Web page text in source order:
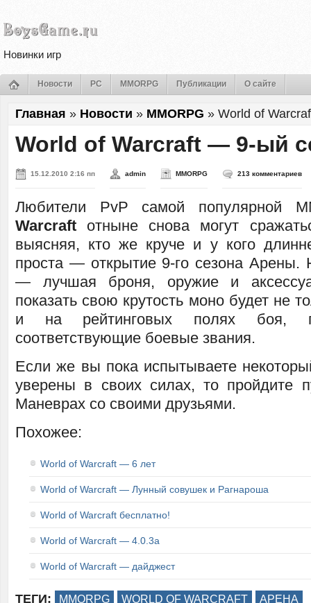
Новинки игр
Новости PC MMORPG Публикации О сайте
Главная » Новости » MMORPG » World of
World of Warcraft — 9-ый
15.12.2010 2:16 пп admin MMORPG 213 комментариев
Любители PvP самой
Warcraft отныне снова могут
выясняя, кто же круче и у кого
проста — открытие 9-го сезона Арены.
— лучшая броня, оружие и
показать свою крутость моно будет не
и на рейтинговых полях боя,
соответствующие боевые звания.
Если же вы пока испытываете
уверены в своих силах, то пройдите
Маневрах со своими друзьями.
Похожее:
World of Warcraft — 6 лет
World of Warcraft — Лунный совушек и Рагнароша
World of Warcraft бесплатно!
World of Warcraft — 4.0.3a
World of Warcraft — дайджест
ТЕГИ: MMORPG WORLD OF WARCRAFT АРЕНА